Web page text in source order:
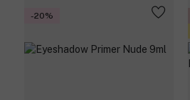
-20%